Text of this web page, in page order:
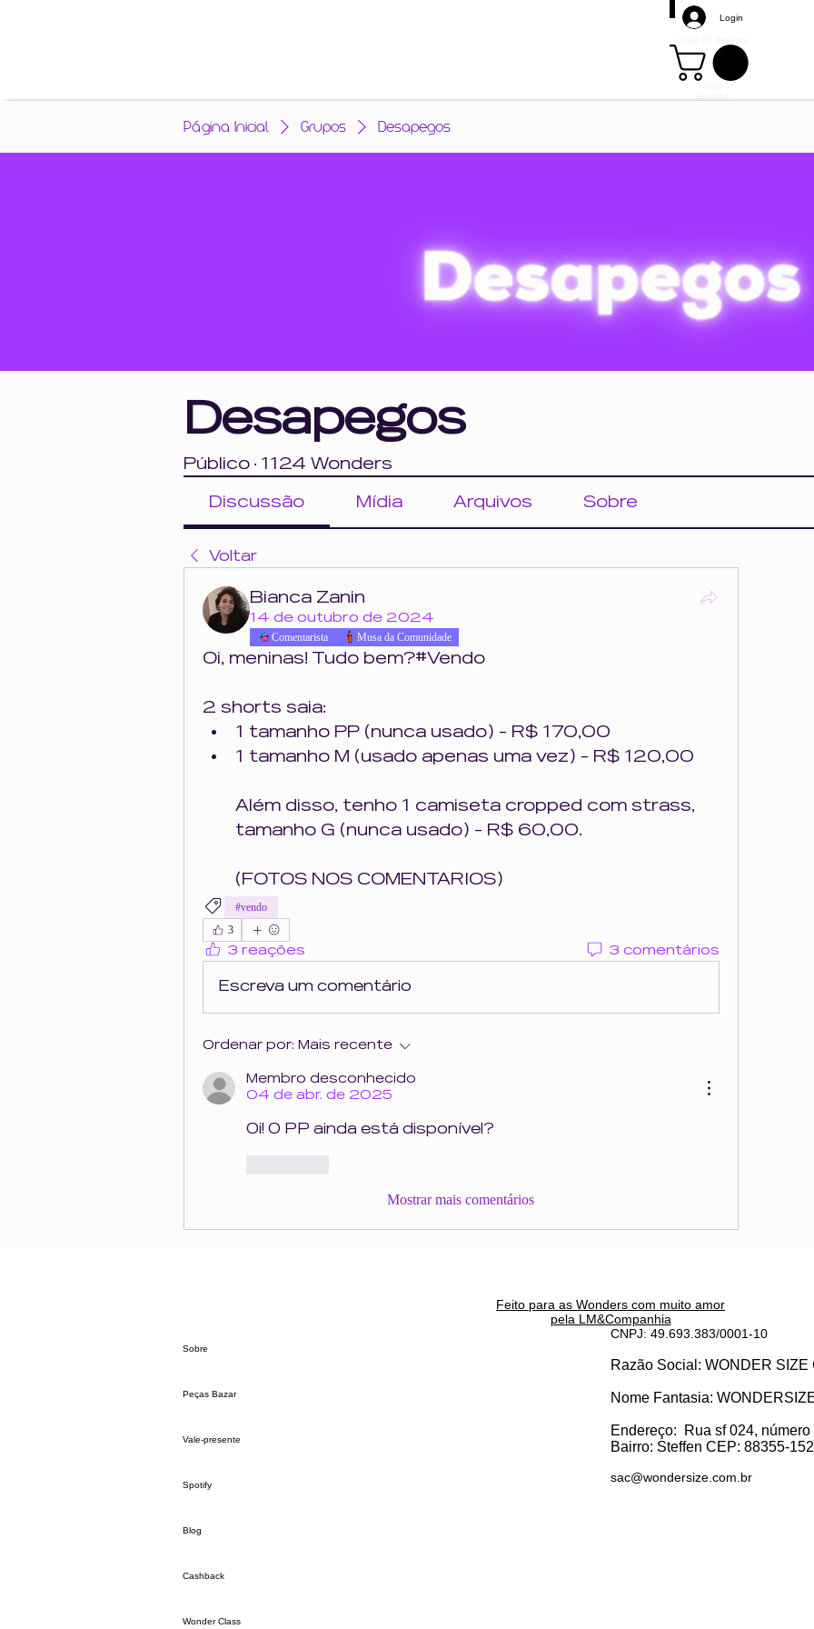
Login
Página Inicial Grupos Desapegos
Desapegos
Público · 1124 Wonders
Discussão Mídia Arquivos Sobre
Voltar
Bianca Zanin
14 de outubro de 2024
Comentarista Musa da Comunidade
Oi, meninas! Tudo bem?#Vendo
2 shorts saia:
1 tamanho PP (nunca usado) - R$ 170,00
1 tamanho M (usado apenas uma vez) - R$ 120,00
Além disso, tenho 1 camiseta cropped com strass,
tamanho G (nunca usado) - R$ 60,00.
(FOTOS NOS COMENTARIOS)
#vendo
3
3 reações 3 comentários
Escreva um comentário
Ordenar por: Mais recente
Membro desconhecido
04 de abr. de 2025
Oi! O PP ainda está disponível?
Mostrar mais comentários
Feito para as Wonders com muito amor
pela LM&Companhia
Sobre
Peças Bazar
Vale-presente
Spotify
Blog
Cashback
Wonder Class
CNPJ: 49.693.383/0001-10
Razão Social: WONDER
Nome Fantasia:
Endereço:
Rua sf 024, número
Bairro: Steffen CEP: 88355-
sac@wondersize.com.br